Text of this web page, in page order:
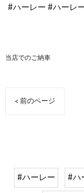
#ハーレー #ハーレ
当店でのご納車
< 前のページ
#ハーレー #ハ